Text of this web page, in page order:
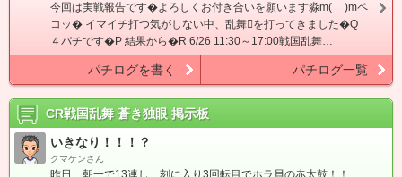
今回は実戦報告です�よろしくお付き合いを願います淼m(__)mペ
コッ� イマイチ打つ気がしない中、乱舞を打ってきました�Q
４パチです�P 結果から�R 6/26 11:30～17:00戦国乱舞…
パチログを書く パチログ一覧
CR戦国乱舞 蒼き独眼 掲示板
いきなり！！！？
クマケンさん
昨日、朝一で13連し、刻に入り3回転目でホラ貝の赤太鼓！！…